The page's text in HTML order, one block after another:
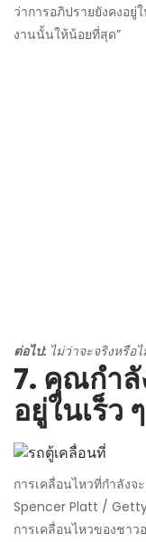
ว่าการอภิปรายยังคงอ
งานนั้นให้น้อยที่สุด”
ต่อไป: ไม่ว่าจะจริงหรือ
7. คุณกำ
อยู่ในเร็ว
การเคลื่อนไหวที่กำลัง
Spencer Platt /
การเคลื่อนไหวของชาว